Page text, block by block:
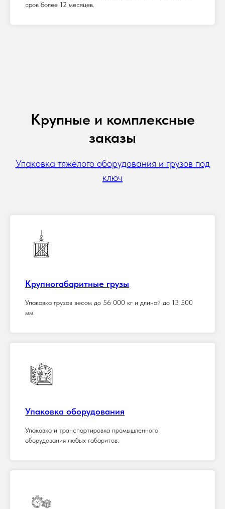
срок более 12 месяцев.
Крупные и комплексные
заказы
Упаковка тяжёлого оборудования и грузов под
ключ
Крупногабаритные грузы
Упаковка грузов весом до 56 000 кг и длиной до 13 500
мм.
Упаковка оборудования
Упаковка и транспортировка промышленного
оборудования любых габаритов.